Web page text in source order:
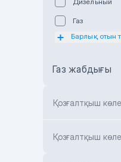
Subaru Motor
Toyota Astana
TANK Motors
Газ
Барлық отын
Газ жабдығы
Қозғалтқыш
Қозғалтқыш